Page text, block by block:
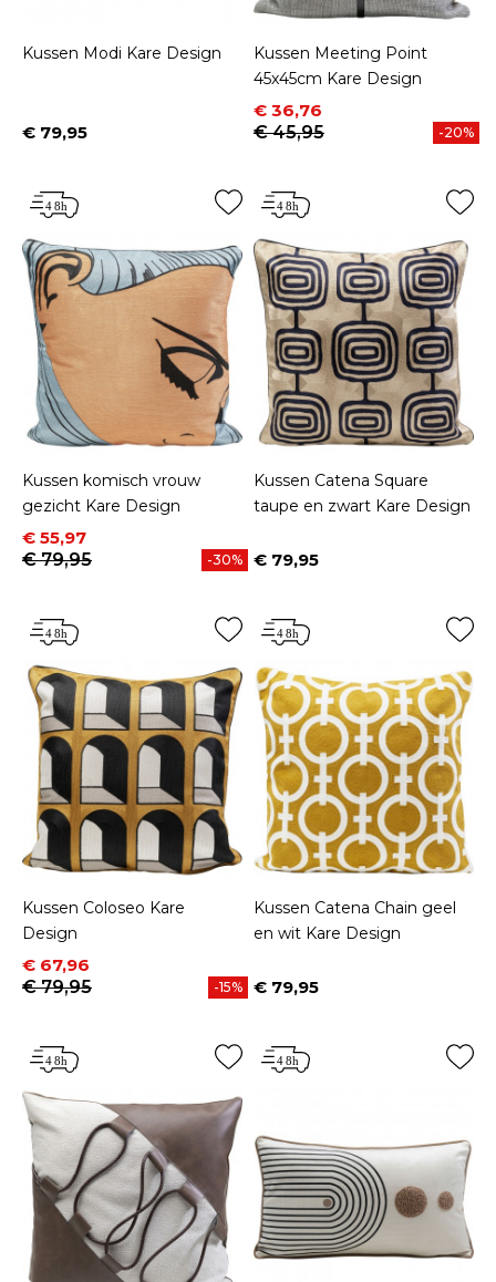
Kussen Modi Kare Design
Prijs
€ 79,95
Kussen Meeting Point
45x45cm Kare Design
Prijs
€ 36,76
Normale prijs
€ 45,95
-20%
Kussen komisch vrouw
gezicht Kare Design
Prijs
€ 55,97
Normale prijs
€ 79,95
-30%
Kussen Catena Square
taupe en zwart Kare Design
Prijs
€ 79,95
Kussen Coloseo Kare
Design
Prijs
€ 67,96
Normale prijs
€ 79,95
-15%
Kussen Catena Chain geel
en wit Kare Design
Prijs
€ 79,95